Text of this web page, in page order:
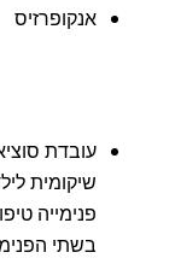
אנקופרזיס
עובדת
שיקומית
פנימייה
בשתי